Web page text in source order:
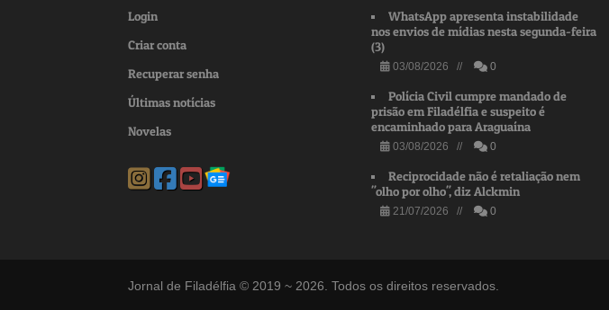
Login
Criar conta
Recuperar senha
Últimas notícias
Novelas
WhatsApp apresenta instabilidade
nos envios de mídias nesta segunda-feira
(3)
03/08/2026 // 0
Polícia Civil cumpre mandado de
prisão em Filadélfia e suspeito é
encaminhado para Araguaína
03/08/2026 // 0
Reciprocidade não é retaliação nem
"olho por olho", diz Alckmin
21/07/2026 // 0
Jornal de Filadélfia © 2019 ~ 2026. Todos os direitos reservados.